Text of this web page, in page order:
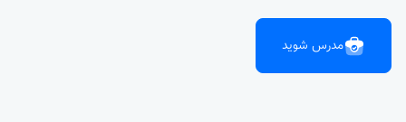
مدرس شوید